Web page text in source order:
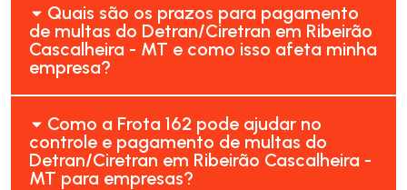
Quais são os prazos para pagamento
de multas do Detran/Ciretran em Ribeirão
Cascalheira - MT e como isso afeta minha
empresa?
Como a Frota 162 pode ajudar no
controle e pagamento de multas do
Detran/Ciretran em Ribeirão Cascalheira -
MT para empresas?